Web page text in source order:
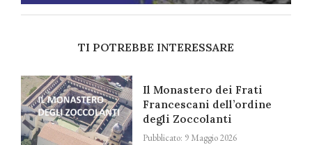
TI POTREBBE INTERESSARE
Il Monastero dei Frati
Francescani dell’ordine
degli Zoccolanti
Pubblicato: 9 Maggio 2026